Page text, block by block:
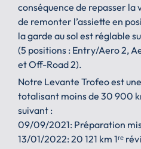
conséquence de repasser la
de remonter l’assiette en
la garde au sol est réglable
(5 positions : Entry/Aero 2,
et Off-Road 2).
Notre Levante Trofeo est
totalisant moins de 30 900
suivant :
09/09/2021: Préparation
13/01/2022: 20 121 km 1ʳᵉ